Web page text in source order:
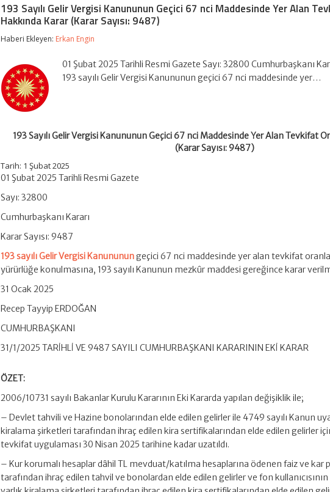
193 Sayılı Gelir Vergisi Kanununun Geçici 67 nci Maddesinde Yer Alan
Hakkında Karar (Karar Sayısı: 9487)
Haberi Ekleyen: Erkan Engin
01 Şubat 2025 Tarihli Resmi Gazete Sayı: 32800 Cumhurbaşkanı
193 sayılı Gelir Vergisi Kanununun geçici 67 nci maddesinde yer…
193 Sayılı Gelir Vergisi Kanununun Geçici 67 nci Maddesinde Yer Alan Tevkifat
(Karar Sayısı: 9487)
Tarih: 1 Şubat 2025
01 Şubat 2025 Tarihli Resmi Gazete
Sayı: 32800
Cumhurbaşkanı Kararı
Karar Sayısı: 9487
193 sayılı Gelir Vergisi Kanununungeçici 67 nci maddesinde yer alan tevkifat
yürürlüğe konulmasına, 193 sayılı Kanunun mezkûr maddesi gereğince karar
31 Ocak 2025
Recep Tayyip ERDOĞAN
CUMHURBAŞKANI
31/1/2025 TARİHLİ VE 9487 SAYILI CUMHURBAŞKANI KARARININ EKİ KARAR
ÖZET:
2006/10731 sayılı Bakanlar Kurulu Kararının Eki Kararda yapılan değişiklik ile;
– Devlet tahvili ve Hazine bonolarından elde edilen gelirler ile 4749 sayılı Kanun
kiralama şirketleri tarafından ihraç edilen kira sertifikalarından elde edilen gelirler
tevkifat uygulaması 30 Nisan 2025 tarihine kadar uzatıldı.
– Kur korumalı hesaplar dâhil TL mevduat/katılma hesaplarına ödenen faiz ve kar
tarafından ihraç edilen tahvil ve bonolardan elde edilen gelirler ve fon